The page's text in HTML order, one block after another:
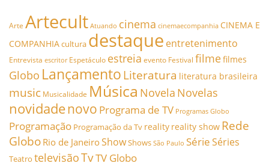
Arte Artecult Atuando cinema cinemaecompanhia CINEMA E
COMPANHIAcultura destaque entretenimento
Entrevista escritor Espetáculo estreia evento Festival filmefilmes
Globo Lançamento Literatura literatura brasileira
music Musicalidade Música Novela Novelas
novidadenovo Programa de TV Programas Globo
Programação Programação da Tv reality reality show Rede
Globo Rio de JaneiroShowShows São Paulo SérieSéries
Teatro televisãoTvTV Globo